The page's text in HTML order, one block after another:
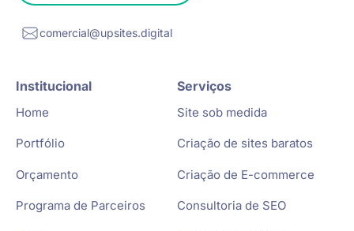
comercial@upsites.digital
Institucional
Home
Portfólio
Orçamento
Programa de Parceiros
Serviços
Site sob medida
Criação de sites baratos
Criação de E-commerce
Consultoria de SEO